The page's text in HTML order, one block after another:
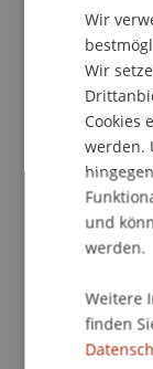
Der
und in
Beirat setzt
Human
Dr. Marco
Universität
Elšik, stv.
Wir
Wir
Cookies
werden.
und
werden.
Weitere
finden